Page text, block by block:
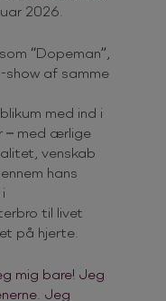
2026.
“Dopeman”,
show af samme
med ind i
– med ærlige
venskab
hans
til livet
på hjerte.
mig bare! Jeg
Jeg